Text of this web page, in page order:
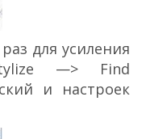
для усиления
—> Find
и настроек